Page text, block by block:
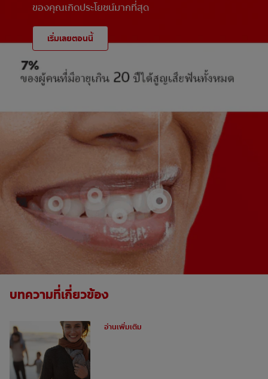
ของคุณเกิดประโยชน์มากที่สุด
เริ่มเลยตอนนี้
บทความที่เกี่ยวข้อง
อ่านเพิ่มเติม